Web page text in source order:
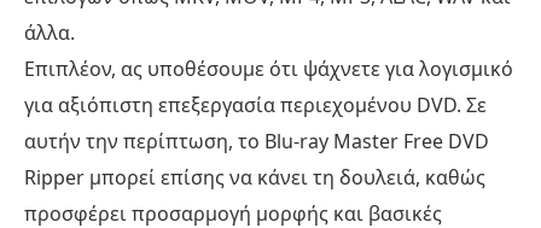
άλλα.
Επιπλέον, ας υποθέσουμε ότι ψάχνετε για λογισμικό
για αξιόπιστη επεξεργασία περιεχομένου DVD. Σε
αυτήν την περίπτωση, το Blu-ray Master Free DVD
Ripper μπορεί επίσης να κάνει τη δουλειά, καθώς
προσφέρει προσαρμογή μορφής και βασικές